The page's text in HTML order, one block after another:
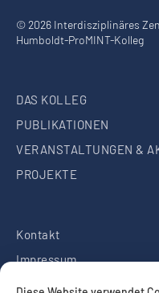
© 2026 Interdisziplinäres
Humboldt-ProMINT-Kolleg
DAS KOLLEG
PUBLIKATIONEN
VERANSTALTUNGEN &
PROJEKTE
Kontakt
Impressum
Datenschutz